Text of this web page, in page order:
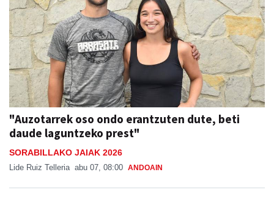
"Auzotarrek oso ondo erantzuten dute, beti
daude laguntzeko prest"
SORABILLAKO JAIAK 2026
Lide Ruiz Telleria abu 07, 08:00 ANDOAIN